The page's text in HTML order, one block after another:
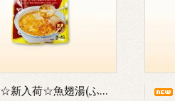
☆新入荷☆魚翅湯(ふかひれスープ／濃縮タイプ：約3-4人分)／気仙沼の老舗メーカー「石渡商店」／※常温・冷蔵発送のみ【冷凍不可】